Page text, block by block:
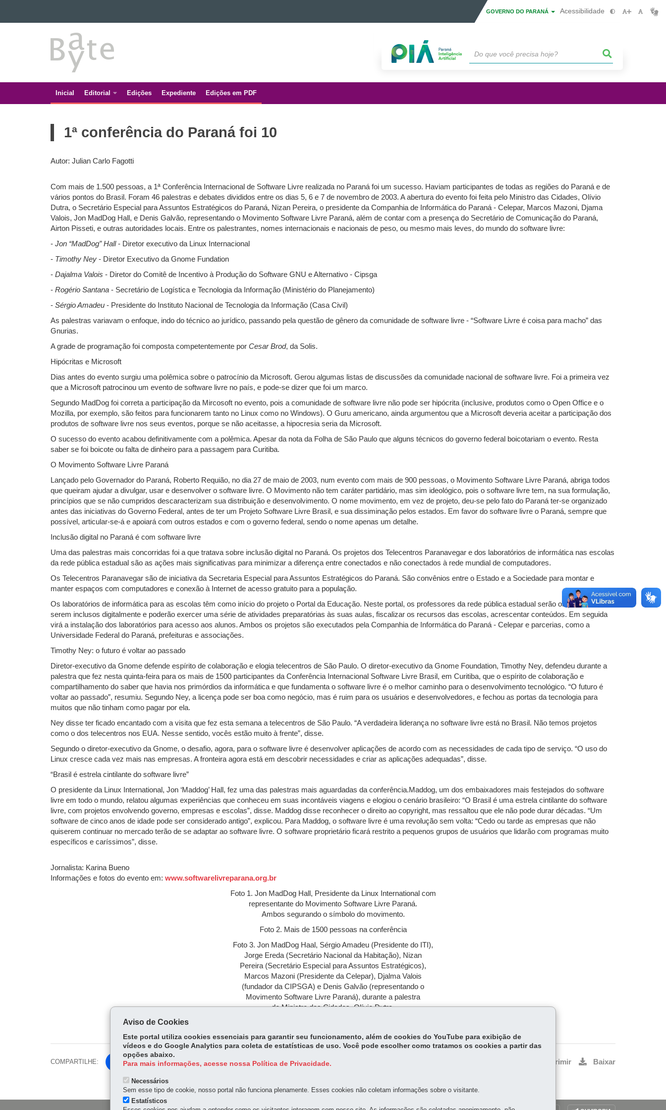
Ir para a navegação
Ir para a busca
GOVERNO DO PARANÁ Acessibilidade
BATE
BYTE
Navegação
Inicial Editorial Edições Expediente Edições em PDF
1ª conferência do Paraná foi 10
Autor: Julian Carlo Fagotti
Com mais de 1.500 pessoas, a 1ª Conferência Internacional de Software Livre realizada no Paraná foi um sucesso. Haviam participantes de todas as regiões do Paraná e de
vários pontos do Brasil. Foram 46 palestras e debates divididos entre os dias 5, 6 e 7 de novembro de 2003. A abertura do evento foi feita pelo Ministro das Cidades, Olívio
Dutra, o Secretário Especial para Assuntos Estratégicos do Paraná, Nizan Pereira, o presidente da Companhia de Informática do Paraná - Celepar, Marcos Mazoni, Djama
Valois, Jon MadDog Hall, e Denis Galvão, representando o Movimento Software Livre Paraná, além de contar com a presença do Secretário de Comunicação do Paraná,
Airton Pisseti, e outras autoridades locais. Entre os palestrantes, nomes internacionais e nacionais de peso, ou mesmo mais leves, do mundo do software livre:
- Jon “MadDog” Hall- Diretor executivo da Linux Internacional
- Timothy Ney - Diretor Executivo da Gnome Fundation
- Dajalma Valois - Diretor do Comitê de Incentivo à Produção do Software GNU e Alternativo - Cipsga
- Rogério Santana - Secretário de Logística e Tecnologia da Informação (Ministério do Planejamento)
- Sérgio Amadeu - Presidente do Instituto Nacional de Tecnologia da Informação (Casa Civil)
As palestras variavam o enfoque, indo do técnico ao jurídico, passando pela questão de gênero da comunidade de software livre - “Software Livre é coisa para macho” das
Gnurias.
A grade de programação foi composta competentemente por Cesar Brod, da Solis.
Hipócritas e Microsoft
Dias antes do evento surgiu uma polêmica sobre o patrocínio da Microsoft. Gerou algumas listas de discussões da comunidade nacional de software livre. Foi a primeira vez
que a Microsoft patrocinou um evento de software livre no país, e pode-se dizer que foi um marco.
Segundo MadDog foi correta a participação da Mircosoft no evento, pois a comunidade de software livre não pode ser hipócrita (inclusive, produtos como o Open Office e o
Mozilla, por exemplo, são feitos para funcionarem tanto no Linux como no Windows). O Guru americano, ainda argumentou que a Microsoft deveria aceitar a participação dos
produtos de software livre nos seus eventos, porque se não aceitasse, a hipocresia seria da Microsoft.
O sucesso do evento acabou definitivamente com a polêmica. Apesar da nota da Folha de São Paulo que alguns técnicos do governo federal boicotariam o evento. Resta
saber se foi boicote ou falta de dinheiro para a passagem para Curitiba.
O Movimento Software Livre Paraná
Lançado pelo Governador do Paraná, Roberto Requião, no dia 27 de maio de 2003, num evento com mais de 900 pessoas, o Movimento Software Livre Paraná, abriga todos
que queiram ajudar a divulgar, usar e desenvolver o software livre. O Movimento não tem caráter partidário, mas sim ideológico, pois o software livre tem, na sua formulação,
princípios que se não cumpridos descaracterizam sua distribuição e desenvolvimento. O nome movimento, em vez de projeto, deu-se pelo fato do Paraná ter-se organizado
antes das iniciativas do Governo Federal, antes de ter um Projeto Software Livre Brasil, e sua dissiminação pelos estados. Em favor do software livre o Paraná, sempre que
possível, articular-se-á e apoiará com outros estados e com o governo federal, sendo o nome apenas um detalhe.
Inclusão digital no Paraná é com software livre
Uma das palestras mais concorridas foi a que tratava sobre inclusão digital no Paraná. Os projetos dos Telecentros Paranavegar e dos laboratórios de informática nas escolas
da rede pública estadual são as ações mais significativas para minimizar a diferença entre conectados e não conectados à rede mundial de computadores.
Os Telecentros Paranavegar são de iniciativa da Secretaria Especial para Assuntos Estratégicos do Paraná. São convênios entre o Estado e a Sociedade para montar e
manter espaços com computadores e conexão à Internet de acesso gratuito para a população.
Os laboratórios de informática para as escolas têm como início do projeto o Portal da Educação. Neste portal, os professores da rede pública estadual serão os primeiros a
serem inclusos digitalmente e poderão exercer uma série de atividades preparatórias às suas aulas, fiscalizar os recursos das escolas, acrescentar conteúdos. Em seguida
virá a instalação dos laboratórios para acesso aos alunos. Ambos os projetos são executados pela Companhia de Informática do Paraná - Celepar e parcerias, como a
Universidade Federal do Paraná, prefeituras e associações.
Timothy Ney: o futuro é voltar ao passado
Diretor-executivo da Gnome defende espírito de colaboração e elogia telecentros de São Paulo. O diretor-executivo da Gnome Foundation, Timothy Ney, defendeu durante a
palestra que fez nesta quinta-feira para os mais de 1500 participantes da Conferência Internacional Software Livre Brasil, em Curitiba, que o espírito de colaboração e
compartilhamento do saber que havia nos primórdios da informática e que fundamenta o software livre é o melhor caminho para o desenvolvimento tecnológico. “O futuro é
voltar ao passado”, resumiu. Segundo Ney, a licença pode ser boa como negócio, mas é ruim para os usuários e desenvolvedores, e fechou as portas da tecnologia para
muitos que não tinham como pagar por ela.
Ney disse ter ficado encantado com a visita que fez esta semana a telecentros de São Paulo. “A verdadeira liderança no software livre está no Brasil. Não temos projetos
como o dos telecentros nos EUA. Nesse sentido, vocês estão muito à frente”, disse.
Segundo o diretor-executivo da Gnome, o desafio, agora, para o software livre é desenvolver aplicações de acordo com as necessidades de cada tipo de serviço. “O uso do
Linux cresce cada vez mais nas empresas. A fronteira agora está em descobrir necessidades e criar as aplicações adequadas”, disse.
“Brasil é estrela cintilante do software livre”
O presidente da Linux International, Jon ‘Maddog’ Hall, fez uma das palestras mais aguardadas da conferência.Maddog, um dos embaixadores mais festejados do software
livre em todo o mundo, relatou algumas experiências que conheceu em suas incontáveis viagens e elogiou o cenário brasileiro: “O Brasil é uma estrela cintilante do software
livre, com projetos envolvendo governo, empresas e escolas”, disse. Maddog disse reconhecer o direito ao copyright, mas ressaltou que ele não pode durar décadas. “Um
software de cinco anos de idade pode ser considerado antigo”, explicou. Para Maddog, o software livre é uma revolução sem volta: “Cedo ou tarde as empresas que não
quiserem continuar no mercado terão de se adaptar ao software livre. O software proprietário ficará restrito a pequenos grupos de usuários que lidarão com programas muito
específicos e caríssimos”, disse.
Jornalista: Karina Bueno
Informações e fotos do evento em: www.softwarelivreparana.org.br
Foto 1. Jon MadDog Hall, Presidente da Linux International com
representante do Movimento Software Livre Paraná.
Ambos segurando o símbolo do movimento.
Foto 2. Mais de 1500 pessoas na conferência
Foto 3. Jon MadDog Haal, Sérgio Amadeu (Presidente do ITI),
Jorge Ereda (Secretário Nacional da Habitação), Nizan
Pereira (Secretário Especial para Assuntos Estratégicos),
Marcos Mazoni (Presidente da Celepar), Djalma Valois
(fundador da CIPSGA) e Denis Galvão (representando o
Movimento Software Livre Paraná), durante a palestra
do Ministro das Cidades, Olívio Dutra.
COMPARTILHE:
Fa
bo
ok
Tw
itt
er
Imprimir Baixar
Aviso de Cookies
Este portal utiliza cookies essenciais para garantir seu funcionamento, além de cookies do YouTube para exibição de
vídeos e do Google Analytics para coleta de estatísticas de uso. Você pode escolher como tratamos os cookies a partir das
opções abaixo.
Para mais informações, acesse nossa Política de Privacidade.
Necessários
Sem esse tipo de cookie, nosso portal não funciona plenamente. Esses cookies não coletam informações sobre o visitante.
Estatísticos